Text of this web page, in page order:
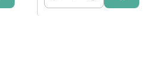
Cantidad